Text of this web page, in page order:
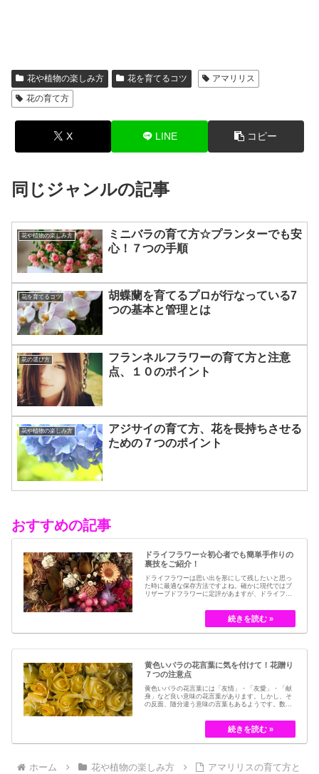
花や植物の楽しみ方 花を育てるコツ
アマリリス
花の育て方
X LINE コピー
同じジャンルの記事
花や植物の楽しみ方
ミニバラの育て方☆プランターでも安
心！７つの手順
花を育てるコツ
胡蝶蘭を育てるプロが行なっている7
つの基本と管理とは
花の選び方
フランネルフラワーの育て方と注意
点、１０のポイント
花や植物の楽しみ方
アジサイの育て方、花を長持ちさせる
ための７つのポイント
おすすめの記事
ドライフラワー☆初心者でも簡単手作りの
裏技をご紹介！
ドライフラワーは思い出を形にして残したいと思っ
た時に最適な保存方法ですよね。確かに現代ではブ
リザーブドフラワーに定評があますが、ドライフラ
とつです。結婚式のブーケなどに使われた花など、
今では押し花のサービスが有名ですが、昔はドライ
フラワーでも保存されてきました。30代以降の…
黄色いバラの花言葉に気を付けて！花贈り
７つの注意点
黄色いバラの花言葉には「友情」・「友愛」・「献
身」など良い意味の花言葉があります。しかし、そ
の反面、随分違う意味の言葉もあるようです。数多
ローズである「ハイブリット・ティー」の中には、
黄色のバラというのは、存在していませんでした。
しかし、フランスの園芸家ジョセフ・ペルネ＝デ…
ホーム 花や植物の楽しみ方
アマリリスの育て方と